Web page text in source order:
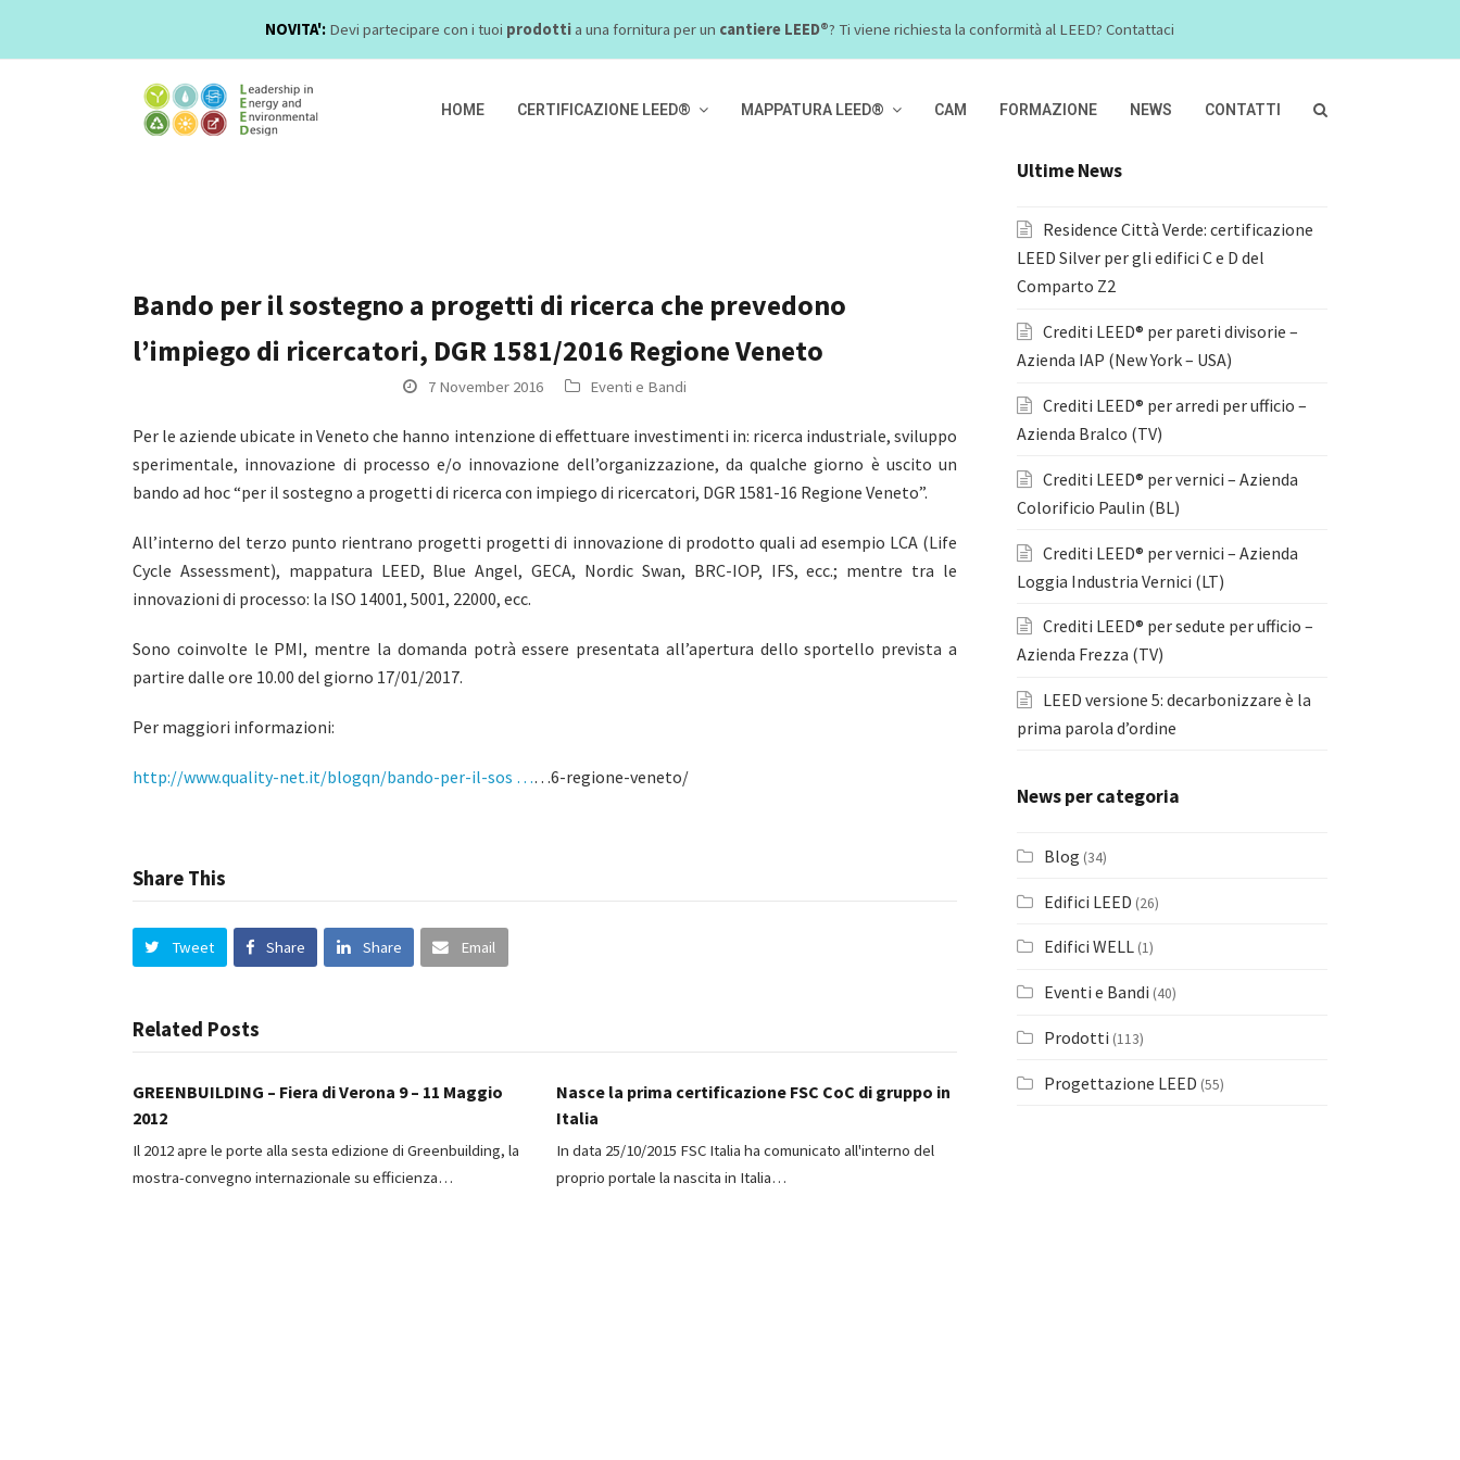
NOVITA':Devi partecipare con i tuoi prodottia una fornitura per un cantiere LEED®? Ti viene richiesta la conformità al LEED? Contattaci
HOME CERTIFICAZIONE LEED® MAPPATURA LEED® CAM FORMAZIONE NEWS CONTATTI
Bando per il sostegno a progetti di ricerca che prevedono
l’impiego di ricercatori, DGR 1581/2016 Regione Veneto
7 November 2016 Eventi e Bandi
Per le aziende ubicate in Veneto che hanno intenzione di effettuare investimenti in: ricerca industriale, sviluppo
sperimentale, innovazione di processo e/o innovazione dell’organizzazione, da qualche giorno è uscito un
bando ad hoc “per il sostegno a progetti di ricerca con impiego di ricercatori, DGR 1581-16 Regione Veneto”.
All’interno del terzo punto rientrano progetti progetti di innovazione di prodotto quali ad esempio LCA (Life
Cycle Assessment), mappatura LEED, Blue Angel, GECA, Nordic Swan, BRC-IOP, IFS, ecc.; mentre tra le
innovazioni di processo: la ISO 14001, 5001, 22000, ecc.
Sono coinvolte le PMI, mentre la domanda potrà essere presentata all’apertura dello sportello prevista a
partire dalle ore 10.00 del giorno 17/01/2017.
Per maggiori informazioni:
http://www.quality-net.it/blogqn/bando-per-il-sos ……6-regione-veneto/
Share This
Tweet Share Share Email
Related Posts
GREENBUILDING – Fiera di Verona 9 – 11 Maggio
2012
Il 2012 apre le porte alla sesta edizione di Greenbuilding, la
mostra-convegno internazionale su efficienza…
Nasce la prima certificazione FSC CoC di gruppo in
Italia
In data 25/10/2015 FSC Italia ha comunicato all'interno del
proprio portale la nascita in Italia…
Ultime News
Residence Città Verde: certificazione
LEED Silver per gli edifici C e D del
Comparto Z2
Crediti LEED® per pareti divisorie –
Azienda IAP (New York – USA)
Crediti LEED® per arredi per ufficio –
Azienda Bralco (TV)
Crediti LEED® per vernici – Azienda
Colorificio Paulin (BL)
Crediti LEED® per vernici – Azienda
Loggia Industria Vernici (LT)
Crediti LEED® per sedute per ufficio –
Azienda Frezza (TV)
LEED versione 5: decarbonizzare è la
prima parola d’ordine
News per categoria
Blog (34)
Edifici LEED (26)
Edifici WELL (1)
Eventi e Bandi (40)
Prodotti (113)
Progettazione LEED (55)